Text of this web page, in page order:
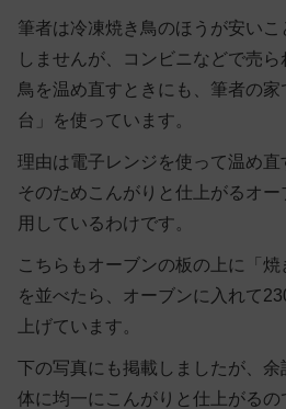
筆者は冷凍焼き鳥のほうが安いこ
しませんが、コンビニなどで売
鳥を温め直すときにも、筆者の
台」を使っています。
理由は電子レンジを使って温め直
そのためこんがりと仕上がるオ
用しているわけです。
こちらもオーブンの板の上に「
を並べたら、オーブンに入れて
上げています。
下の写真にも掲載しましたが、
体に均一にこんがりと仕上がる